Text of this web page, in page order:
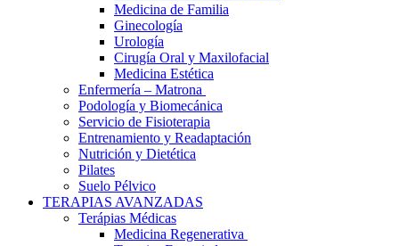
Medicina de Familia
Ginecología
Urología
Cirugía Oral y Maxilofacial
Medicina Estética
Enfermería – Matrona
Podología y Biomecánica
Servicio de Fisioterapia
Entrenamiento y Readaptación
Nutrición y Dietética
Pilates
Suelo Pélvico
TERAPIAS AVANZADAS
Terápias Médicas
Medicina Regenerativa